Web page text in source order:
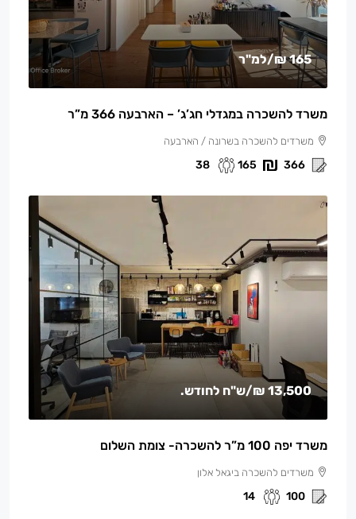
165 ₪ /למ"ר
משרד להשכרה במגדלי חג’ג’ – הארבעה 366 מ”ר
משרדים להשכרה בשרונה / הארבעה
366
165
38
13,500 ₪ /ש"ח לחודש.
משרד יפה 100 מ”ר להשכרה- צומת השלום
משרדים להשכרה ביגאל אלון
100
14